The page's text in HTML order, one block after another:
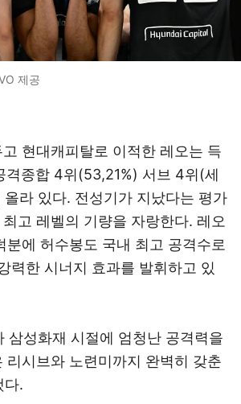
제공
현대캐피탈로 이적한 레오는 득
종합 4위(53,21%) 서브 4위(세
라 있다. 전성기가 지났다는 평가
고 레벨의 기량을 자랑한다. 레오
분에 허수봉도 국내 최고 공격수로
력한 시너지 효과를 발휘하고 있
삼성화재 시절에 엄청난 공격력을
리시브와 노련미까지 완벽히 갖춘
다.